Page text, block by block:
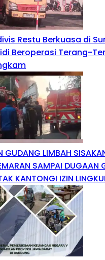
Restu Berkuasa di
Beroperasi Terang-
GUDANG LIMBAH
SAMPAI DUGAAN
KANTONGI IZIN